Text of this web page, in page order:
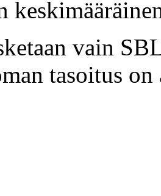
vain
tasoitus